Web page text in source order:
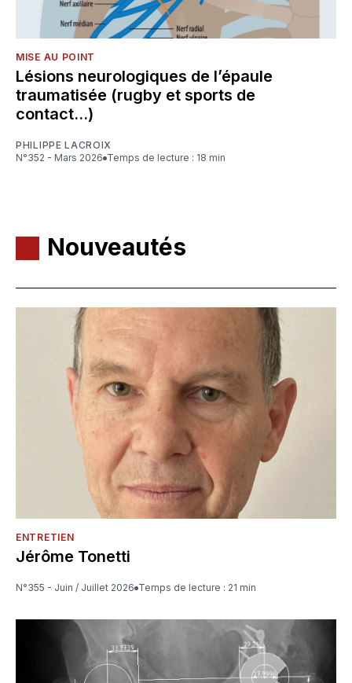
MISE AU POINT
Lésions neurologiques de l’épaule
traumatisée (rugby et sports de
contact…)
PHILIPPE LACROIX
N°352 - Mars 2026
Temps de lecture : 18 min
Nouveautés
ENTRETIEN
Jérôme Tonetti
N°355 - Juin / Juillet 2026 Temps de lecture : 21 min